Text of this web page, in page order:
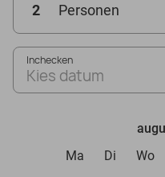
2 Personen
Inchecken
Kies datum
Ma
Di Wo